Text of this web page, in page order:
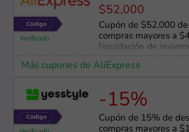
$52,000
Cupón de $52,000
compras mayores a
liquidación de
Más cupones de AliExpress
-15%
Cupón de 15% de
compras mayores a